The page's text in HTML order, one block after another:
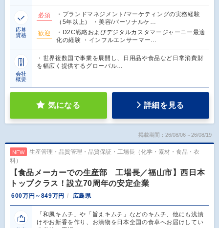
応募
資格
必須
・ブランドマネジメント/マーケティングの実務経験
（5年以上） ・美容/パーソナルケ…
歓迎
・D2C戦略およびデジタルカスタマージャーニー最適
化の経験 ・インフルエンサーマー…
会社
概要
・世界複数国で事業を展開し、日用品や食品など日常消費財
を幅広く提供するグローバル…
気になる 詳細を見る
掲載期間：26/08/06～26/08/19
NEW
生産管理・品質管理・品質保証・工場長（化学・素材・食品・衣
料）
【食品メーカーでの生産部 工場長／福山市】西日本
トップクラス！設立70周年の安定企業
600万円～849万円 広島県
「和風キムチ」や「旨えキムチ」などのキムチ、他にも浅漬
けやお新香を作り、お漬物を日本全国の食卓へお届けしてい